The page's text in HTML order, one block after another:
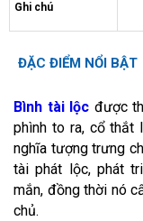
Ghi chú
ĐẶC ĐIỂM NỔI BẬT
Bình tài lộc được
phình to ra, cổ thắt
nghĩa tượng trưng
tài phát lộc, phát
mắn, đồng thời nó
chủ.